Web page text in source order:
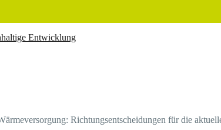
Richtungsentscheidungen für die